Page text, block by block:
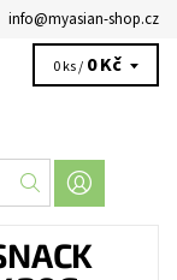
info@myasian-shop.cz
0 ks / 0 Kč